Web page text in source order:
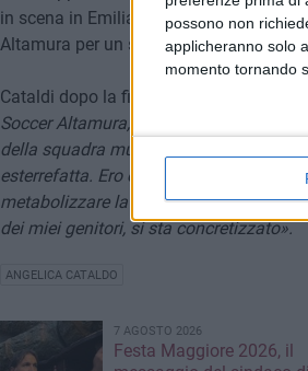
possono non
applicheranno solo
momento tornando
in scena in Emilia Romagna. Infine a
Altamura per un sogno che diviene
Cataldi dopo la firma con il suo nuovo
Soccer Altamura, Giuseppe Valente,
della squadra murgiana ,che nella
esterrefatta. Ero emozionata e quasi
metabolizzare la bellissima notizia. Il
dei miei genitori, si sta concretizzato».
ANGELICA CATALDO
7 AGOSTO 2026
Festa Maggiore 2026, il